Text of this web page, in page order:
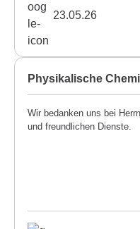
23.05.26
Physikalische
Wir bedanken uns bei
und freundlichen Dienste.